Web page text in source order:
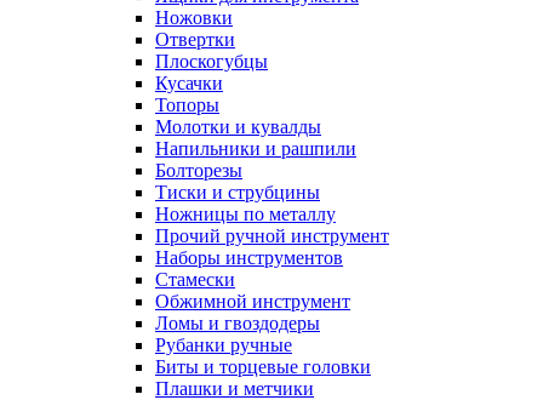
Ножовки
Отвертки
Плоскогубцы
Кусачки
Топоры
Молотки и кувалды
Напильники и рашпили
Болторезы
Тиски и струбцины
Ножницы по металлу
Прочий ручной инструмент
Наборы инструментов
Стамески
Обжимной инструмент
Ломы и гвоздодеры
Рубанки ручные
Биты и торцевые головки
Плашки и метчики